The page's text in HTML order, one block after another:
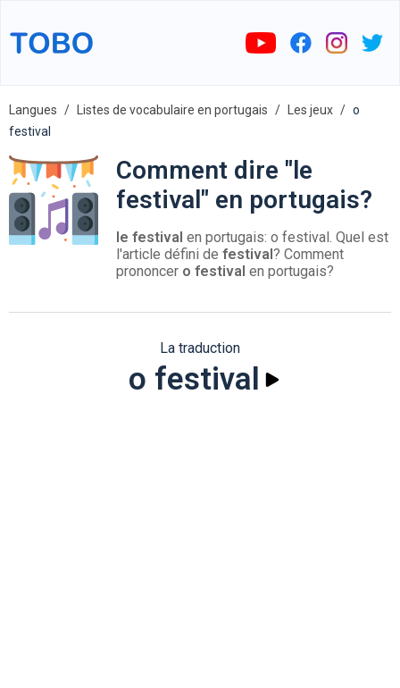
Langues Listes de vocabulaire en portugais Les jeux
o
festival
Comment dire "le
festival" en portugais?
le festival en portugais: o festival. Quel est
l'article défini de festival? Comment
prononcer o festival en portugais?
La traduction
o festival